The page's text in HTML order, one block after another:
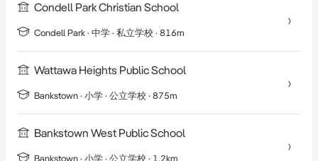
Condell Park Christian School
Condell Park · 中学 · 私立学校 · 816m
Wattawa Heights Public School
Bankstown · 小学 · 公立学校 · 875m
Bankstown West Public School
Bankstown · 小学 · 公立学校 · 1.2km